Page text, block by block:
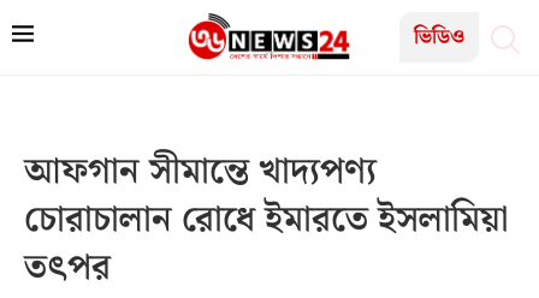
ভিডিও
আফগান সীমান্তে খাদ্যপণ্য
চোরাচালান রোধে ইমারতে ইসলামিয়া
তৎপর